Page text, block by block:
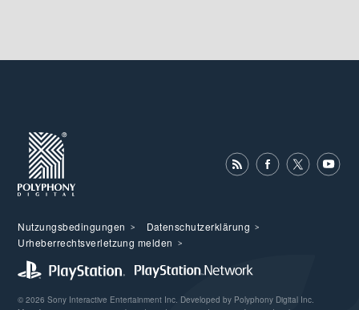
Nutzungsbedingungen
Datenschutzerklärung
Urheberrechtsverletzung melden
© 2026 Sony Interactive Entertainment Inc. Developed by Polyphony Digital Inc.